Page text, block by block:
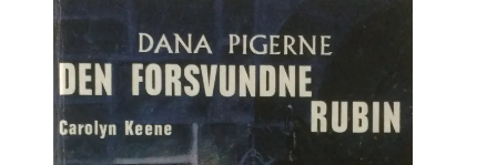
var:
kr. 85.00.
er:
kr. 42.50.